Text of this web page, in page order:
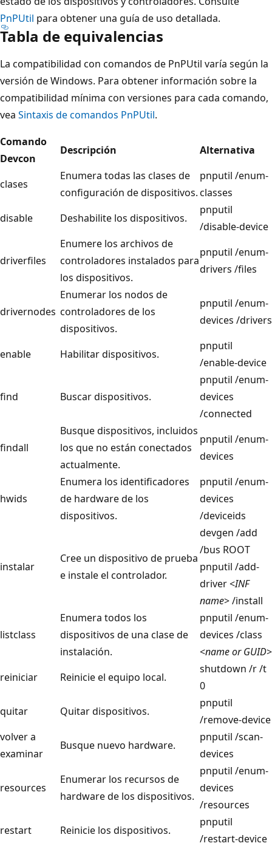
PnPUtil para obtener una guía de uso detallada.
Tabla de equivalencias
La compatibilidad con comandos de PnPUtil varía según la
versión de Windows. Para obtener información sobre la
compatibilidad mínima con versiones para cada comando,
vea Sintaxis de comandos PnPUtil.
Comando
Devcon
Descripción Alternativa
clases
Enumera todas las clases de
configuración de dispositivos.
pnputil /enum-
classes
disable
Deshabilite los dispositivos.
pnputil
/disable-device
driverfiles
Enumere los archivos de
controladores instalados para
los dispositivos.
pnputil /enum-
drivers /files
drivernodes
Enumerar los nodos de
controladores de los
dispositivos.
pnputil /enum-
devices /drivers
enable Habilitar dispositivos.
pnputil
/enable-device
find Buscar dispositivos.
pnputil /enum-
devices
/connected
findall
Busque dispositivos, incluidos
los que no están conectados
actualmente.
pnputil /enum-
devices
hwids
Enumera los identificadores
de hardware de los
dispositivos.
pnputil /enum-
devices
/deviceids
instalar
Cree un dispositivo de prueba
e instale el controlador.
devgen /add
/bus ROOT
pnputil /add-
driver <INF
name> /install
listclass
Enumera todos los
dispositivos de una clase de
instalación.
pnputil /enum-
devices /class
<name or GUID>
reiniciar
Reinicie el equipo local.
shutdown /r /t
0
quitar
Quitar dispositivos.
pnputil
/remove-device
volver a
examinar
Busque nuevo hardware.
pnputil /scan-
devices
resources
Enumerar los recursos de
hardware de los dispositivos.
pnputil /enum-
devices
/resources
restart
Reinicie los dispositivos.
pnputil
/restart-device